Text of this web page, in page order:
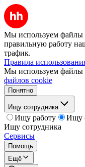
Мы используем файлы
правильную работу
трафик.
Правила
Мы используем файлы
файлов cookie
Понятно
Ищу сотрудника
Ищу работу
Ищу
Ищу сотрудника
Сервисы
Помощь
Ещё